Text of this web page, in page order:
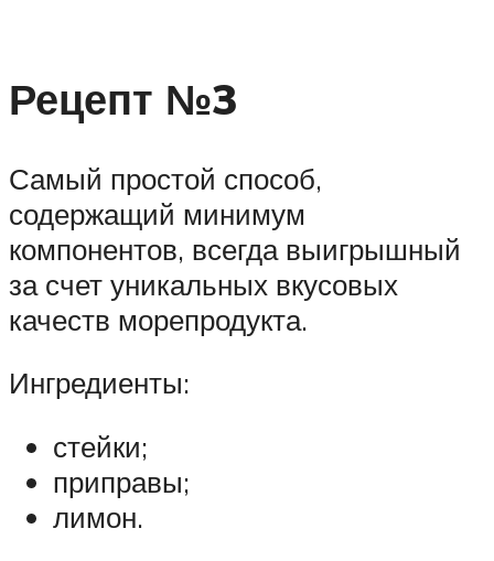
Рецепт №3
Самый простой способ,
содержащий минимум
компонентов, всегда выигрышный
за счет уникальных вкусовых
качеств морепродукта.
Ингредиенты:
стейки;
приправы;
лимон.